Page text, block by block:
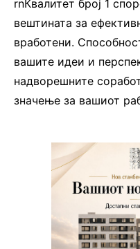
rnКвалитет број 1
вештината за
вработени.
вашите идеи и
надворешните
значење за вашиот